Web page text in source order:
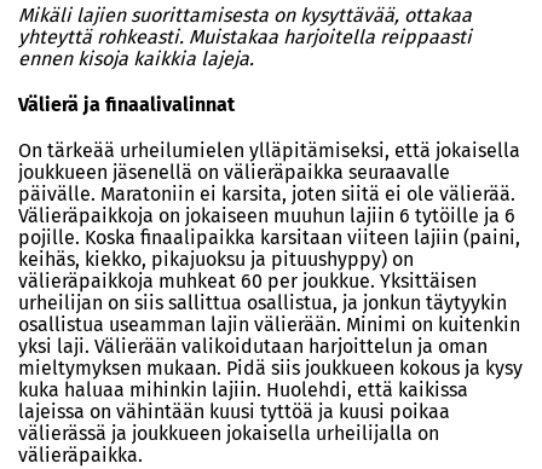
Mikäli lajien suorittamisesta on kysyttävää, ottakaa
yhteyttä rohkeasti. Muistakaa harjoitella reippaasti
ennen kisoja kaikkia lajeja.
Välierä ja finaalivalinnat
On tärkeää urheilumielen ylläpitämiseksi, että jokaisella
joukkueen jäsenellä on välieräpaikka seuraavalle
päivälle. Maratoniin ei karsita, joten siitä ei ole välierää.
Välieräpaikkoja on jokaiseen muuhun lajiin 6 tytöille ja 6
pojille. Koska finaalipaikka karsitaan viiteen lajiin (paini,
keihäs, kiekko, pikajuoksu ja pituushyppy) on
välieräpaikkoja muhkeat 60 per joukkue. Yksittäisen
urheilijan on siis sallittua osallistua, ja jonkun täytyykin
osallistua useamman lajin välierään. Minimi on kuitenkin
yksi laji. Välierään valikoidutaan harjoittelun ja oman
mieltymyksen mukaan. Pidä siis joukkueen kokous ja kysy
kuka haluaa mihinkin lajiin. Huolehdi, että kaikissa
lajeissa on vähintään kuusi tyttöä ja kuusi poikaa
välierässä ja joukkueen jokaisella urheilijalla on
välieräpaikka.